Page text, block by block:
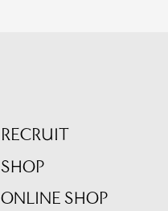
RECRUIT
SHOP
ONLINE SHOP